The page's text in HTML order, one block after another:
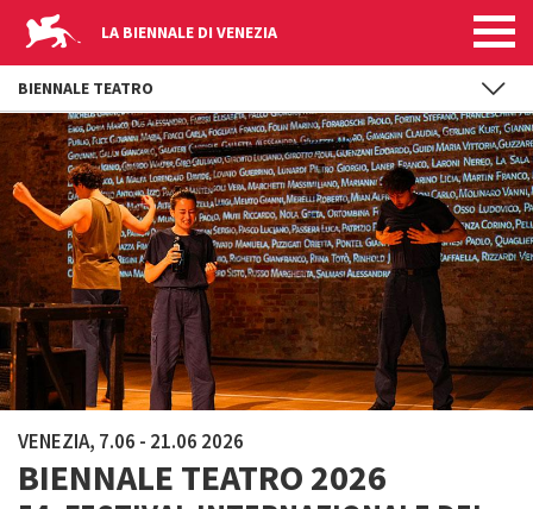
Salta al contenuto principale
LA BIENNALE DI VENEZIA
VENEZIA, 7.06 - 21.06 2026
BIENNALE TEATRO 2026
BIENNALE TEATRO